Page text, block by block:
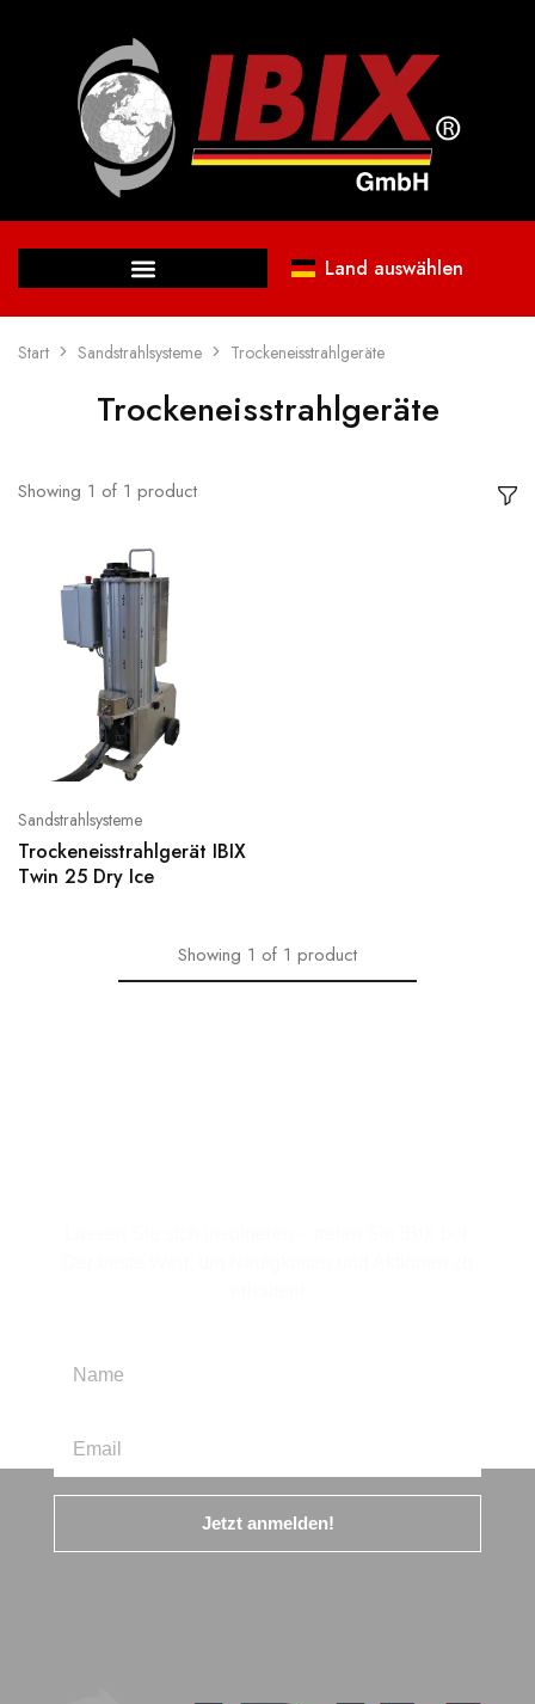
Land auswählen
Start Sandstrahlsysteme Trockeneisstrahlgeräte
Trockeneisstrahlgeräte
Showing 1 of 1 product
Sandstrahlsysteme
Trockeneisstrahlgerät IBIX
Twin 25 Dry Ice
Showing 1 of 1 product
Jetzt anmelden!